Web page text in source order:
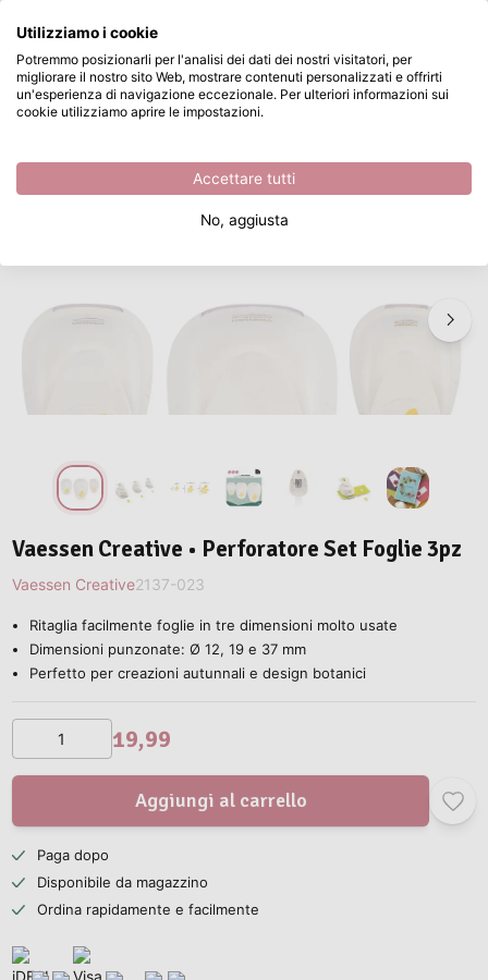
Passa al contenuto principale
Disponibile da magazzino Vaessen Creative • Perforatore Set Foglie 3pz
/ Vaessen Creative / Vaessen Creative • Perforatore Set Foglie 3pz
Vaessen Creative • Perforatore Set Foglie 3pz
Vaessen Creative2137-023
Ritaglia facilmente foglie in tre dimensioni molto usate
Dimensioni punzonate: Ø 12, 19 e 37 mm
Perfetto per creazioni autunnali e design botanici
19,99
Aggiungi al carrello
Paga dopo
Disponibile da magazzino
Ordina rapidamente e facilmente
Cosa stai cercando?
Utilizziamo i cookie
Potremmo posizionarli per l'analisi dei dati dei nostri visitatori, per
migliorare il nostro sito Web, mostrare contenuti personalizzati e offrirti
un'esperienza di navigazione eccezionale. Per ulteriori informazioni sui
cookie utilizziamo aprire le impostazioni.
Accettare tutti
No, aggiusta